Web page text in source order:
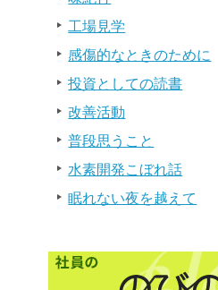
工場見学
感傷的なときのために
投資としての読書
改善活動
普段思うこと
水素開発こぼれ話
眠れない夜を越えて